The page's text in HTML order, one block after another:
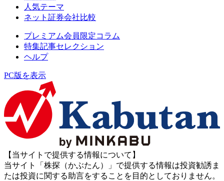
人気テーマ
ネット証券会社比較
プレミアム会員限定コラム
特集記事セレクション
ヘルプ
PC版を表示
【当サイトで提供する情報について】
当サイト「株探（かぶたん）」で提供する情報は投資勧誘ま
たは投資に関する助言をすることを目的としておりません。